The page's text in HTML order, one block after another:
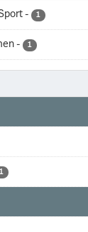
- 1
- 1
1